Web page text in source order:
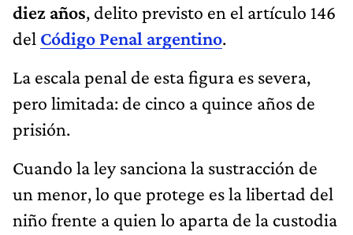
diez años, delito previsto en el artículo 146
del Código Penal argentino.
La escala penal de esta figura es severa,
pero limitada: de cinco a quince años de
prisión.
Cuando la ley sanciona la sustracción de
un menor, lo que protege es la libertad del
niño frente a quien lo aparta de la custodia